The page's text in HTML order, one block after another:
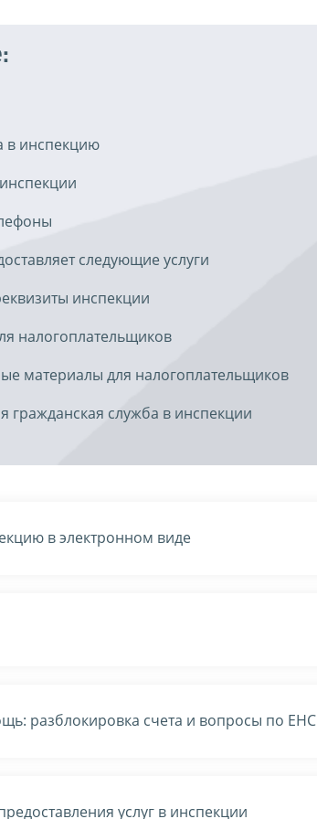
в инспекцию
следующие услуги
инспекции
налогоплательщиков
материалы для налогоплательщиков
гражданская служба в инспекции
в электронном виде
разблокировка счета и вопросы по ЕНС
услуг в инспекции